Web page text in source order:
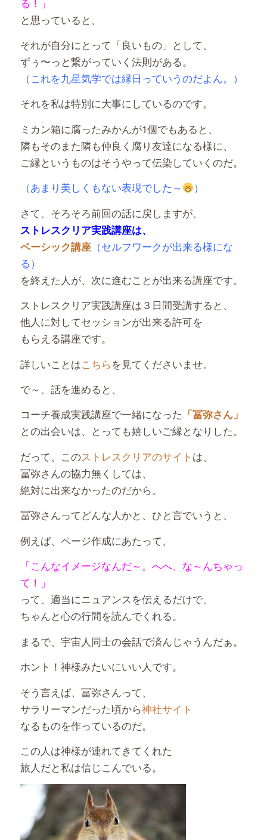
と思っていると、
それが自分にとって「良いもの」として、
ずぅ〜っと繋がっていく法則がある。
（これを九星気学では縁日っていうのだよん。）
それを私は特別に大事にしているのです。
ミカン箱に腐ったみかんが1個でもあると、
隣もそのまた隣も仲良く腐り友達になる様に、
ご縁というものはそうやって伝染していくのだ。
（あまり美しくもない表現でした～
）
さて、そろそろ前回の話に戻しますが、
ストレスクリア実践講座は、
ベーシック講座（セルフワークが出来る様にな
る）
を終えた人が、次に進むことが出来る講座です。
ストレスクリア実践講座は３日間受講すると、
他人に対してセッションが出来る許可を
もらえる講座です。
詳しいことはこちらを見てくださいませ。
で～、話を進めると、
コーチ養成実践講座で一緒になった 「冨弥さん」
との出会いは、とっても嬉しいご縁となりした。
だって、このストレスクリアのサイト は、
冨弥さんの協力無くしては、
絶対に出来なかったのだから。
冨弥さんってどんな人かと、ひと言でいうと、
例えば、ページ作成にあたって、
「こんなイメージなんだ～。へへ、な～んちゃっ
て！」
って、適当にニュアンスを伝えるだけで、
ちゃんと心の行間を読んでくれる。
まるで、宇宙人同士の会話で済んじゃうんだぁ。
ホント！神様みたいにいい人です。
そう言えば、冨弥さんって、
サラリーマンだった頃から神社サイト
なるものを作っているのだ。
この人は神様が連れてきてくれた
旅人だと私は信じこんでいる。